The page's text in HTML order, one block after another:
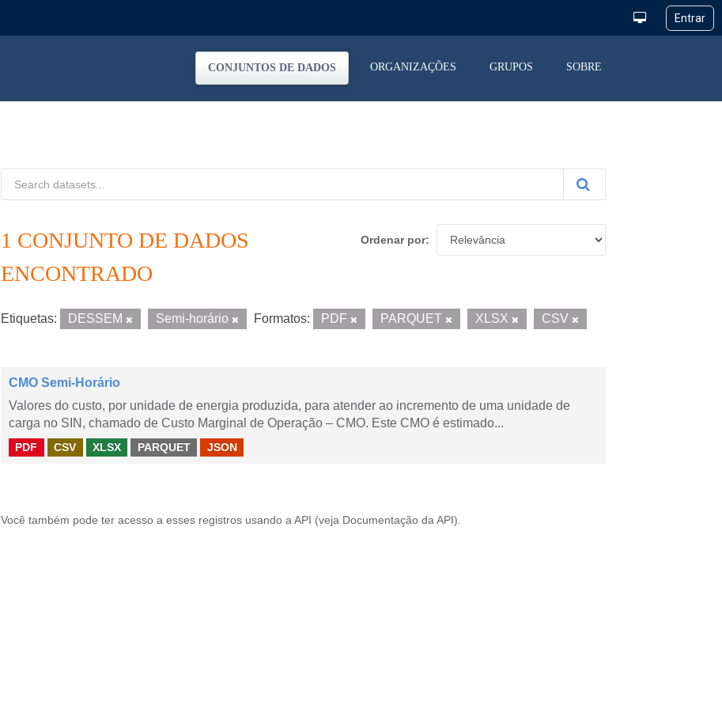
CONJUNTOS DE DADOS ORGANIZAÇÕES GRUPOS SOBRE
Ordenar por
1 CONJUNTO DE DADOS
ENCONTRADO
Etiquetas: DESSEM Semi-horário Formatos: PDF PARQUET XLSX CSV
CMO Semi-Horário
Valores do custo, por unidade de energia produzida, para atender ao incremento de uma unidade de
carga no SIN, chamado de Custo Marginal de Operação – CMO. Este CMO é estimado...
PDF CSV XLSX PARQUET JSON
Você também pode ter acesso a esses registros usando a API (veja Documentação da API ).